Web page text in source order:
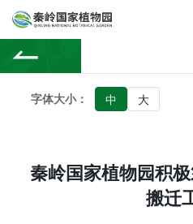
字体大小： 中 大
秦岭国家植物园积
搬迁